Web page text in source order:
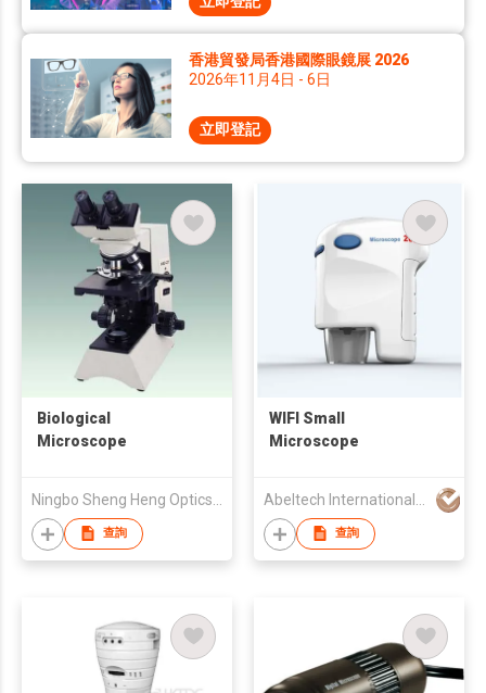
香港貿發局香港國際眼鏡展 2026
2026年11月4日 - 6日
立即登記
Biological
Microscope
查詢
WIFI Small
Microscope
查詢